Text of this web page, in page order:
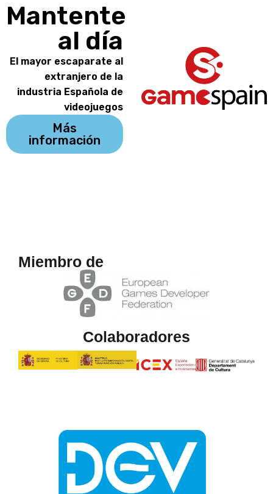
Mantente
al día
El mayor escaparate al
extranjero de la
industria Española de
videojuegos
Más
información
Miembro de
Colaboradores